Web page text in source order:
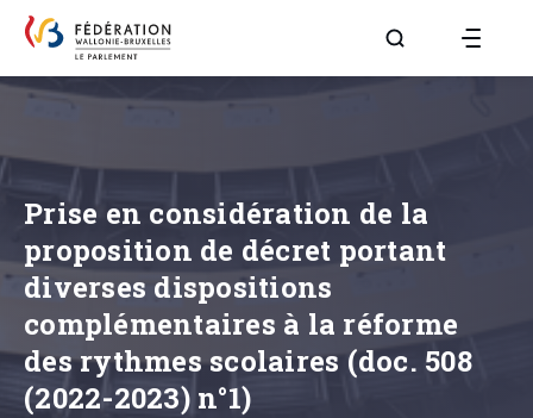
Aller à la page
Prise en considération de la
proposition de décret portant
diverses dispositions
complémentaires à la réforme
des rythmes scolaires (doc. 508
(2022-2023) n°1)